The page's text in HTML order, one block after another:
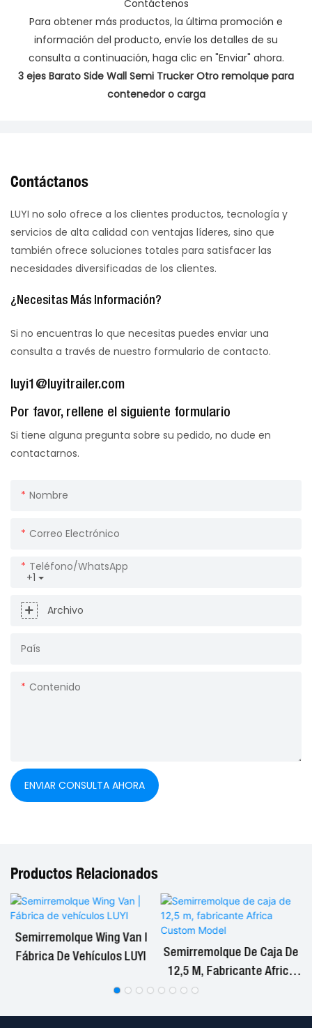
Contáctenos
Para obtener más productos, la última promoción e
información del producto, envíe los detalles de su
consulta a continuación, haga clic en "Enviar" ahora.
3 ejes Barato Side Wall Semi Trucker Otro remolque para
contenedor o carga
Contáctanos
LUYI no solo ofrece a los clientes productos, tecnología y
servicios de alta calidad con ventajas líderes, sino que
también ofrece soluciones totales para satisfacer las
necesidades diversificadas de los clientes.
¿Necesitas Más Información?
Si no encuentras lo que necesitas puedes enviar una
consulta a través de nuestro formulario de contacto.
luyi1@luyitrailer.com
Por favor, rellene el siguiente formulario
Si tiene alguna pregunta sobre su pedido, no dude en
contactarnos.
Nombre
Correo Electrónico
+1
Teléfono/WhatsApp
Archivo
País
Contenido
ENVIAR CONSULTA AHORA
Productos Relacionados
Semirremolque Wing Van |
Fábrica De Vehículos LUYI
Semirremolque De Caja De
12,5 M, Fabricante Africa
Custom Model